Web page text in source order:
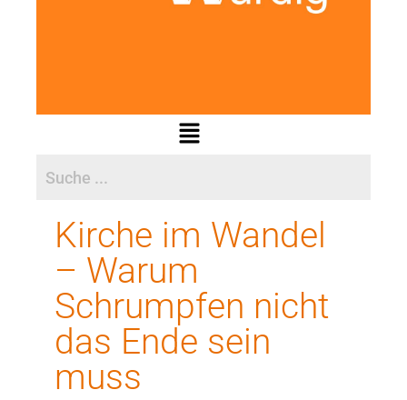
Kirche im Wandel
– Warum
Schrumpfen nicht
das Ende sein
muss